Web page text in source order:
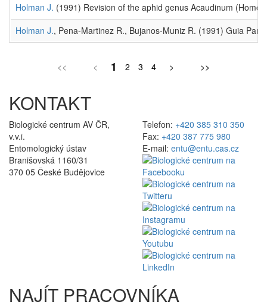
Holman J. (1991) Revision of the aphid genus Acaudinum
Holman J., Pena-Martinez R., Bujanos-Muniz R. (1991) Guia
<< < 1 2 3 4 > >>
KONTAKT
Biologické centrum AV ČR,
v.v.i.
Entomologický ústav
Branišovská 1160/31
370 05 České Budějovice
Telefon: +420 385 310 350
Fax: +420 387 775 980
E-mail: entu@entu.cas.cz
NAJÍT PRACOVNÍKA